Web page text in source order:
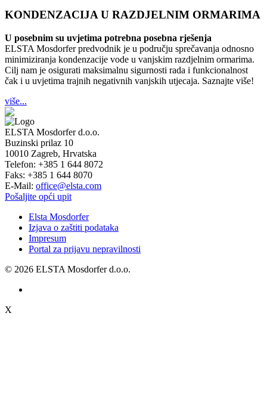
KONDENZACIJA U RAZDJELNIM ORMARIMA
U posebnim su uvjetima potrebna posebna rješenja
ELSTA Mosdorfer predvodnik je u području sprečavanja odnosno
minimiziranja kondenzacije vode u vanjskim razdjelnim ormarima.
Cilj nam je osigurati maksimalnu sigurnosti rada i funkcionalnost
čak i u uvjetima trajnih negativnih vanjskih utjecaja. Saznajte više!
više...
ELSTA Mosdorfer d.o.o.
Buzinski prilaz 10
10010 Zagreb, Hrvatska
Telefon: +385 1 644 8072
Faks: +385 1 644 8070
E-Mail: office@elsta.com
Pošaljite opći upit
Elsta Mosdorfer
Izjava o zaštiti podataka
Impresum
Portal za prijavu nepravilnosti
© 2026 ELSTA Mosdorfer d.o.o.
X